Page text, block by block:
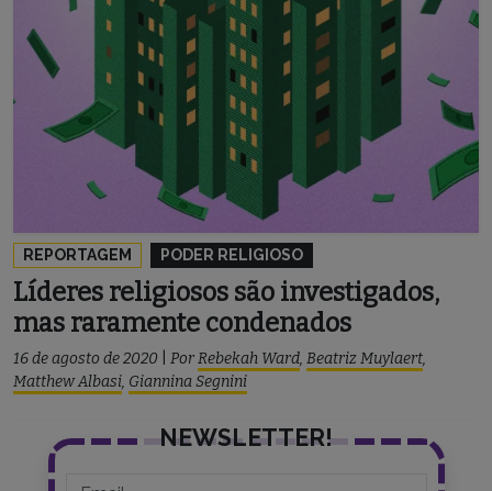
REPORTAGEM PODER RELIGIOSO
Líderes religiosos são investigados,
mas raramente condenados
16 de agosto de 2020 PorRebekah Ward, Beatriz Muylaert,
Matthew Albasi, Giannina Segnini
NEWSLETTER!